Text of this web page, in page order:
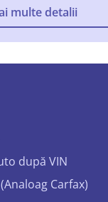
multe detalii
după VIN
Carfax)